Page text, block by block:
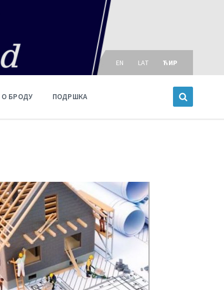
Choose
language:
EN LAT ЋИР
О БРОДУ ПОДРШКА